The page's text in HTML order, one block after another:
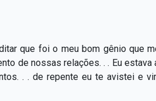
que foi o meu bom gênio que
de nossas relações. . . Eu estava
. . de repente eu te avistei e